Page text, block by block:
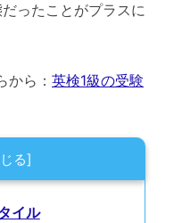
ったことがプラスに
から： 英検1級の受験
イル